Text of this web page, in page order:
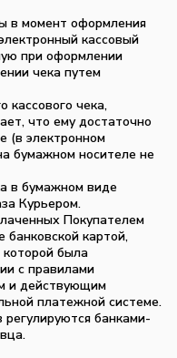
в момент оформления
кассовый
при оформлении
чека путем
кассового чека,
что ему достаточно
(в электронном
бумажном носителе не
в бумажном виде
Курьером.
Покупателем
картой,
которой была
с правилами
и действующим
платежной системе.
банками-